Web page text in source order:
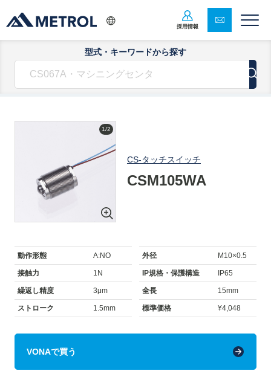
採用情報
型式・キーワードから探す
1/2
CS-タッチスイッチ
CSM105WA
動作形態 A:NO
接触力 1N
繰返し精度 3μm
ストローク 1.5mm
外径 M10×0.5
IP規格・保護構造 IP65
全長 15mm
標準価格 ¥4,048
VONAで買う